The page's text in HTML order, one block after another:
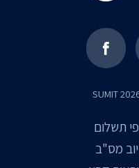
SUMIT
תשלום
מס"ב